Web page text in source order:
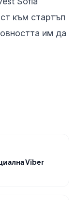
към стартъп
им да
Viber